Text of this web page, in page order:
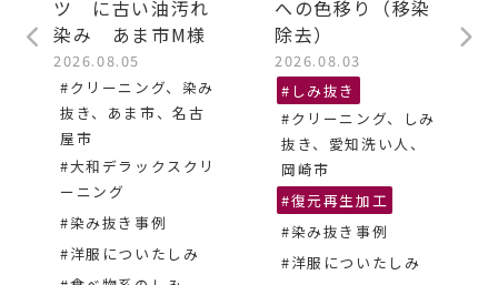
ツ に古い油汚れ
染み あま市M様
2026.08.05
#クリーニング、染み
抜き、あま市、名古
屋市
#大和デラックスクリ
ーニング
#染み抜き事例
#洋服についたしみ
への色移り（移染
除去）
2026.08.03
#しみ抜き
#クリーニング、しみ
抜き、愛知洗い人、
岡崎市
#復元再生加工
#染み抜き事例
#洋服についたしみ